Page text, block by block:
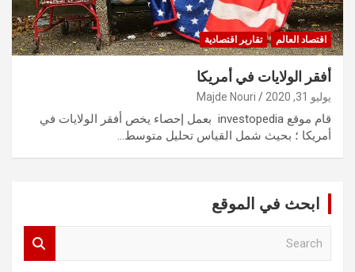
اقتصاد العالم تقارير اقتصادية
أفقر الولايات في أمريكا
يوليو 31, 2020 Majde Nouri
قام موقع investopedia بعمل إحصاء يخص أفقر الولايات في
أمريكا ؛ بحيث شمل القياس تحليل متوسط…
ابحث في الموقع